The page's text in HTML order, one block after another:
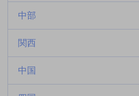
中部
関西
中国